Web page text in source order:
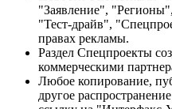
"Заявление",
"Тест-драйв",
правах рекламы.
Раздел Спецпроекты
коммерческими
Любое копирование,
другое